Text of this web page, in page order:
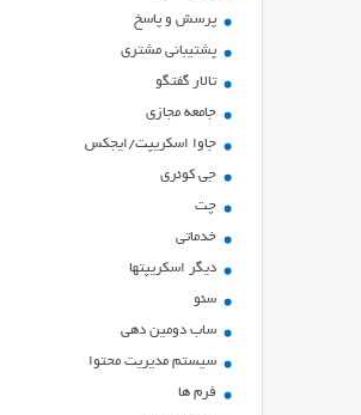
پرسش و پاسخ
پشتیبانی مشتری
تالار گفتگو
جامعه مجازی
جاوا اسکریپت/ایجکس
جی کوئری
چت
خدماتی
ديگر اسكريپتها
سئو
ساب دومین دهی
سیستم مدیریت محتوا
فرم ها